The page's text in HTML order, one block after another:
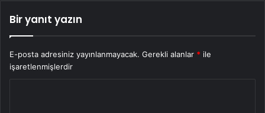
Bir yanıt yazın
E-posta adresiniz yayınlanmayacak. Gerekli alanlar * ile
işaretlenmişlerdir